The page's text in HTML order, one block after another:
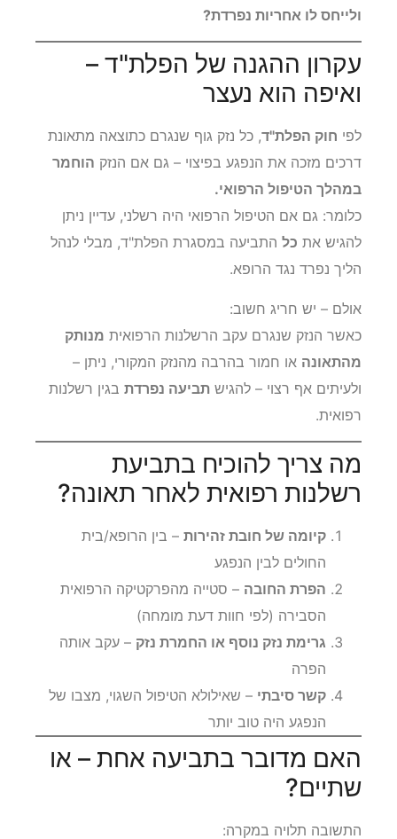
ולייחס לו אחריות נפרדת?
עקרון ההגנה של הפלת"ד –
ואיפה הוא נעצר
לפי חוק הפלת"ד, כל נזק גוף שנגרם כתוצאה מתאונת
דרכים מזכה את הנפגע בפיצוי – גם אם הנזק הוחמר
במהלך הטיפול הרפואי.
כלומר: גם אם הטיפול הרפואי היה רשלני, עדיין ניתן
להגיש את כל התביעה במסגרת הפלת"ד, מבלי לנהל
הליך נפרד נגד הרופא.
אולם – יש חריג חשוב:
כאשר הנזק שנגרם עקב הרשלנות הרפואית מנותק
מהתאונה או חמור בהרבה מהנזק המקורי, ניתן –
ולעיתים אף רצוי – להגיש תביעה נפרדת בגין רשלנות
רפואית.
מה צריך להוכיח בתביעת
רשלנות רפואית לאחר תאונה?
קיומה של חובת זהירות – בין הרופא/בית
החולים לבין הנפגע
הפרת החובה – סטייה מהפרקטיקה הרפואית
הסבירה (לפי חוות דעת מומחה)
גרימת נזק נוסף או החמרת נזק – עקב אותה
הפרה
קשר סיבתי – שאילולא הטיפול השגוי, מצבו של
הנפגע היה טוב יותר
האם מדובר בתביעה אחת – או
שתיים?
התשובה תלויה במקרה: